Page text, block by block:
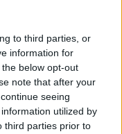
to third parties, or
information for
below opt-out
note that after your
seeing
utilized by
third parties prior to